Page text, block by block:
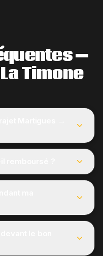
—
Timone